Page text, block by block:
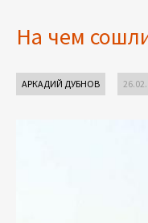
На чем
АРКАДИЙ ДУБНОВ